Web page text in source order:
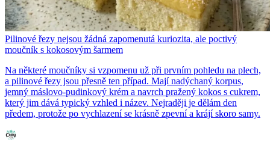
Pilinové řezy nejsou žádná zapomenutá kuriozita, ale poctivý
moučník s kokosovým šarmem
Na některé moučníky si vzpomenu už při prvním pohledu na plech,
a pilinové řezy jsou přesně ten případ. Mají nadýchaný korpus,
jemný máslovo-pudinkový krém a navrch pražený kokos s cukrem,
který jim dává typický vzhled i název. Nejraději je dělám den
předem, protože po vychlazení se krásně zpevní a krájí skoro samy.